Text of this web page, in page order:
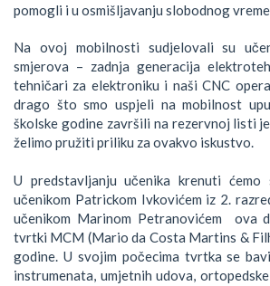
pomogli i u osmišljavanju slobodnog
Na ovoj mobilnosti sudjelovali su
smjerova – zadnja generacija
tehničari za elektroniku i naši CNC
drago što smo uspjeli na mobilnost
školske godine završili na rezervnoj listi
želimo pružiti priliku za ovakvo iskustvo.
U predstavljanju učenika krenuti ćemo
učenikom Patrickom Ivkovićem iz 2.
učenikom Marinom Petranovićem ova
tvrtki MCM (Mario da Costa Martins &
godine. U svojim počecima tvrtka se
instrumenata, umjetnih udova,